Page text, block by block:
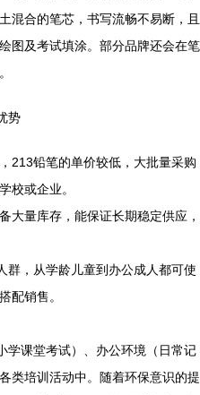
混合的笔芯，书写流畅不易断，且
图及考试填涂。部分品牌还会在笔
势
213铅笔的单价较低，大批量采购
校或企业。
大量库存，能保证长期稳定供应，
群，从学龄儿童到办公成人都可使
配销售。
学课堂考试）、办公环境（日常记
类培训活动中。随着环保意识的提